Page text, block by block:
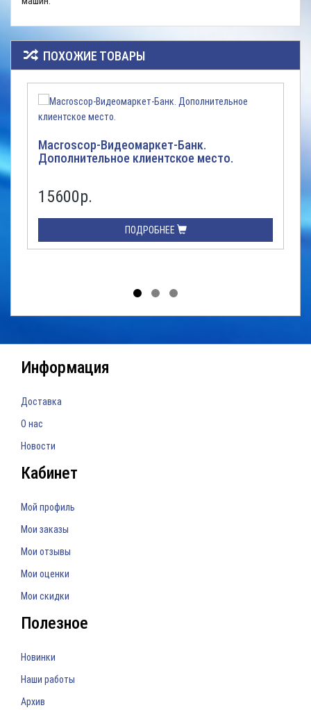
ПОХОЖИЕ ТОВАРЫ
Macroscop-Видеомаркет-Банк.
Дополнительное клиентское место.
15600р.
ПОДРОБНЕЕ
Информация
Доставка
О нас
Новости
Кабинет
Мой профиль
Мои заказы
Мои отзывы
Мои оценки
Мои скидки
Полезное
Новинки
Наши работы
Архив